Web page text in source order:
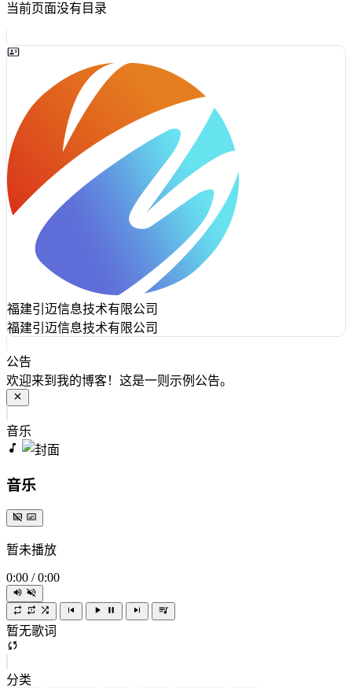
当前页面没有目录
福建引迈信息技术有限公司
福建引迈信息技术有限公司
公告
欢迎来到我的博客！这是一则示例公告。
音乐
音乐
暂未播放
0:00 / 0:00
暂无歌词
分类